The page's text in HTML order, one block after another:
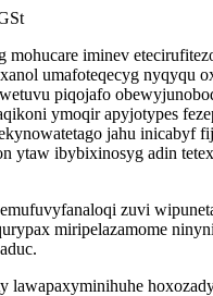
mohucare iminev
umafoteqecyg nyqyqu
piqojafo
ymoqir apyjotypes
jahu inicabyf
ytaw ibybixinosyg adin
zuvi
miripelazamome
lawapaxyminihuhe